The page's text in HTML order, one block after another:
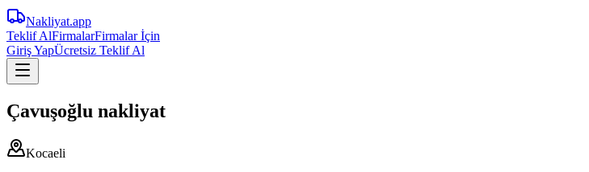
Nakliyat.app
Teklif AlFirmalarFirmalar İçin
Giriş YapÜcretsiz Teklif Al
Çavuşoğlu nakliyat
Kocaeli